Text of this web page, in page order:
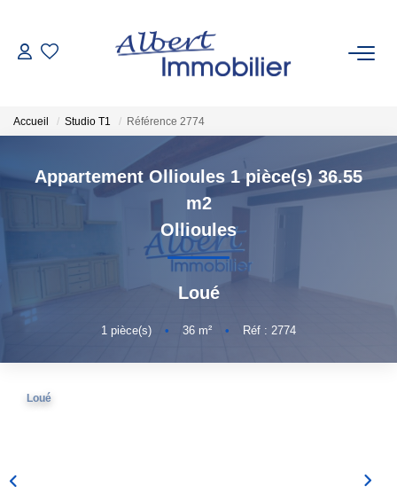
LOCATION
ESTIMATION
GESTION LOCATIVE
AGENCES
Accueil Studio T1 Référence 2774
Appartement Ollioules 1 pièce(s) 36.55
m2
Ollioules
Loué
1 pièce(s) • 36 m² • Réf : 2774
Loué